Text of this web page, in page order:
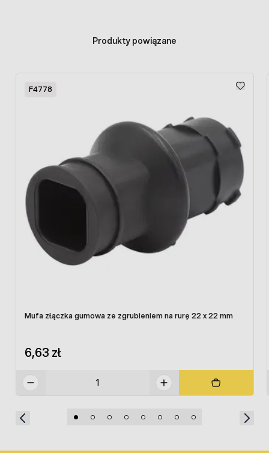
Produkty powiązane
F4778
Mufa złączka gumowa ze zgrubieniem na rurę 22 x 22 mm
6,63 zł